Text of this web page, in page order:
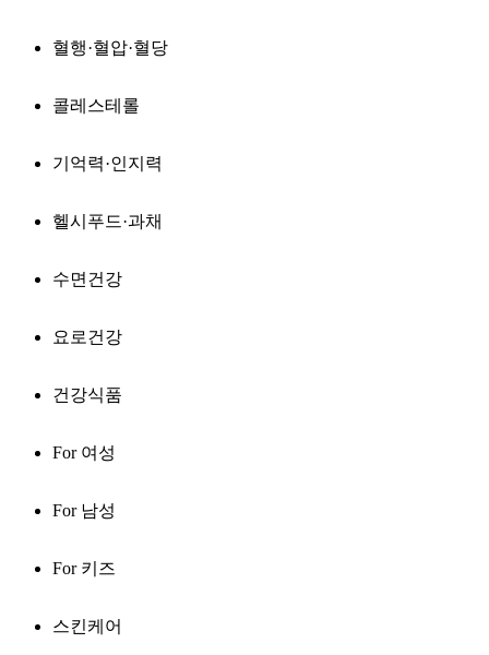
혈행·혈압·혈당
콜레스테롤
기억력·인지력
헬시푸드·과채
수면건강
요로건강
건강식품
For 여성
For 남성
For 키즈
스킨케어